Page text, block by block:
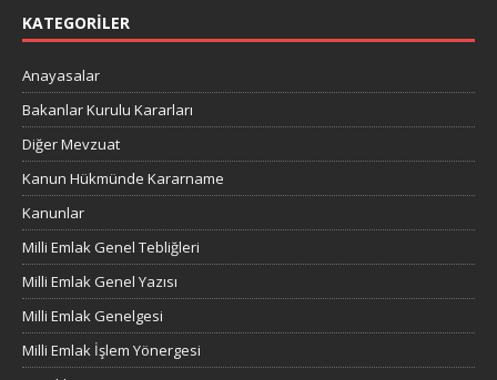
KATEGORILER
Anayasalar
Bakanlar Kurulu Kararları
Diğer Mevzuat
Kanun Hükmünde Kararname
Kanunlar
Milli Emlak Genel Tebliğleri
Milli Emlak Genel Yazısı
Milli Emlak Genelgesi
Milli Emlak İşlem Yönergesi